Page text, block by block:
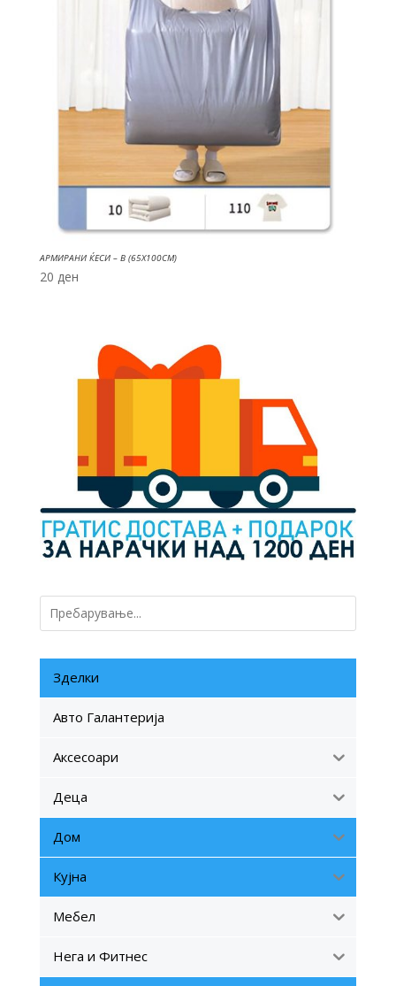
АРМИРАНИ ЌЕСИ – B (65X100CM)
20 ден
Зделки
Авто Галантерија
Аксесоари
Деца
Дом
Кујна
Мебел
Нега и Фитнес